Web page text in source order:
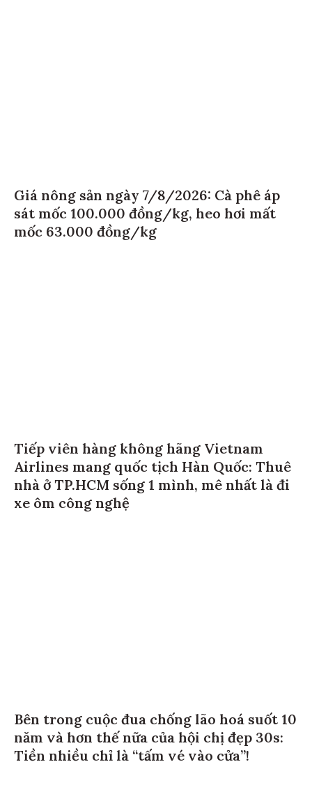
Giá nông sản ngày 7/8/2026: Cà phê áp
sát mốc 100.000 đồng/kg, heo hơi mất
mốc 63.000 đồng/kg
Tiếp viên hàng không hãng Vietnam
Airlines mang quốc tịch Hàn Quốc: Thuê
nhà ở TP.HCM sống 1 mình, mê nhất là đi
xe ôm công nghệ
Bên trong cuộc đua chống lão hoá suốt 10
năm và hơn thế nữa của hội chị đẹp 30s:
Tiền nhiều chỉ là “tấm vé vào cửa”!